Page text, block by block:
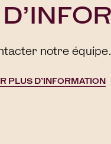
notre équipe.
PLUS D’INFORMATION